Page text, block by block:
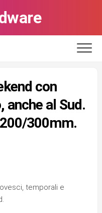
con
al Sud.
300mm.
temporali e